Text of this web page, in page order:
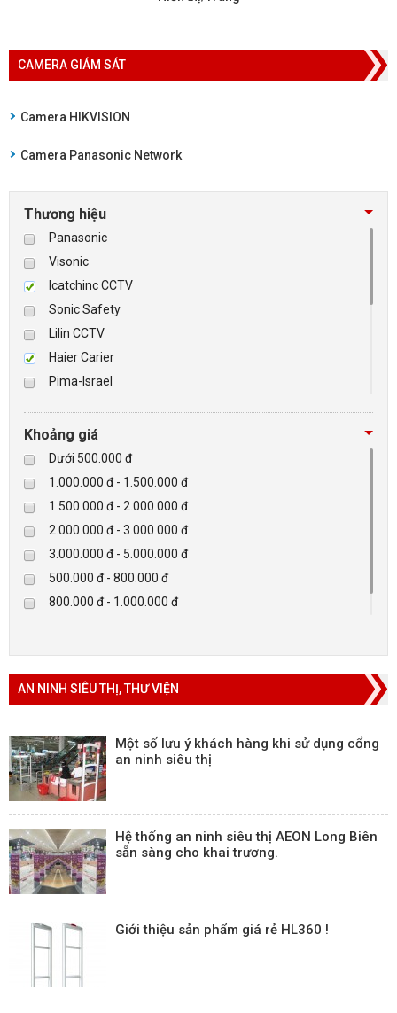
CAMERA GIÁM SÁT
Camera HIKVISION
Camera Panasonic Network
Thương hiệu
Panasonic
Visonic
Icatchinc CCTV
Sonic Safety
Lilin CCTV
Haier Carier
Pima-Israel
Checkpoint
Paradox-Canada
D-max
HIKVISON
Eguard
Khác
Rapiscan
Khoảng giá
Dưới 500.000 đ
1.000.000 đ - 1.500.000 đ
1.500.000 đ - 2.000.000 đ
2.000.000 đ - 3.000.000 đ
3.000.000 đ - 5.000.000 đ
500.000 đ - 800.000 đ
800.000 đ - 1.000.000 đ
AN NINH SIÊU THỊ, THƯ VIỆN
Một số lưu ý khách hàng khi sử dụng cổng
an ninh siêu thị
Hệ thống an ninh siêu thị AEON Long Biên
sẵn sàng cho khai trương.
Giới thiệu sản phẩm giá rẻ HL360 !